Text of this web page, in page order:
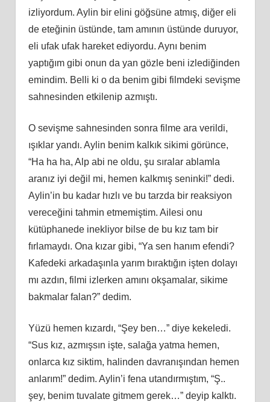
izliyordum. Aylin bir elini göğsüne atmış, diğer eli
de eteğinin üstünde, tam amının üstünde duruyor,
eli ufak ufak hareket ediyordu. Aynı benim
yaptığım gibi onun da yan gözle beni izlediğinden
emindim. Belli ki o da benim gibi filmdeki sevişme
sahnesinden etkilenip azmıştı.
O sevişme sahnesinden sonra filme ara verildi,
ışıklar yandı. Aylin benim kalkık sikimi görünce,
“Ha ha ha, Alp abi ne oldu, şu sıralar ablamla
aranız iyi değil mi, hemen kalkmış seninki!” dedi.
Aylin’in bu kadar hızlı ve bu tarzda bir reaksiyon
vereceğini tahmin etmemiştim. Ailesi onu
kütüphanede inekliyor bilse de bu kız tam bir
fırlamaydı. Ona kızar gibi, “Ya sen hanım efendi?
Kafedeki arkadaşınla yarım bıraktığın işten dolayı
mı azdın, filmi izlerken amını okşamalar, sikime
bakmalar falan?” dedim.
Yüzü hemen kızardı, “Şey ben…” diye kekeledi.
“Sus kız, azmışsın işte, salağa yatma hemen,
onlarca kız siktim, halinden davranışından hemen
anlarım!” dedim. Aylin’i fena utandırmıştım, “Ş..
şey, benim tuvalate gitmem gerek…” deyip kalktı.